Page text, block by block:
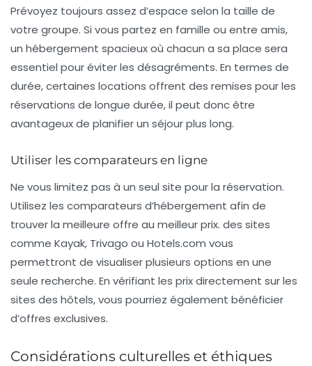
Prévoyez toujours assez d’espace selon la taille de
votre groupe. Si vous partez en famille ou entre amis,
un hébergement spacieux où chacun a sa place sera
essentiel pour éviter les désagréments. En termes de
durée, certaines locations offrent des remises pour les
réservations de longue durée, il peut donc être
avantageux de planifier un séjour plus long.
Utiliser les comparateurs en ligne
Ne vous limitez pas à un seul site pour la réservation.
Utilisez les comparateurs d’hébergement afin de
trouver la meilleure offre au meilleur prix. des sites
comme Kayak, Trivago ou Hotels.com vous
permettront de visualiser plusieurs options en une
seule recherche. En vérifiant les prix directement sur les
sites des hôtels, vous pourriez également bénéficier
d’offres exclusives.
Considérations culturelles et éthiques